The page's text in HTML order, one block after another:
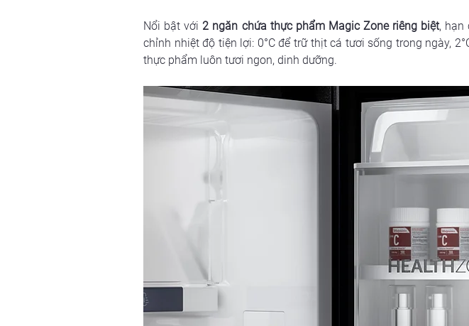
Nổi bật với 2 ngăn chứa thực phẩm Magic Zone riêng biệt, hạn
chỉnh nhiệt độ tiện lợi: 0°C để trữ thịt cá tươi sống trong ngày,
thực phẩm luôn tươi ngon, dinh dưỡng.